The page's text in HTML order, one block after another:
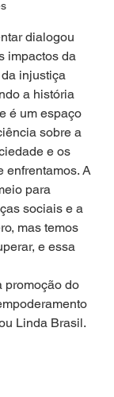
dialogou
impactos da
injustiça
a história
é um espaço
sobre a
e os
enfrentamos. A
para
sociais e a
mas temos
e essa
promoção do
Linda Brasil.